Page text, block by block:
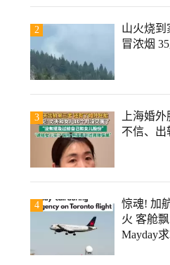
2
山火烧到
冒浓烟
3
上海婚
不信、出
4
惊魂! 加
火 客舱
Mayday